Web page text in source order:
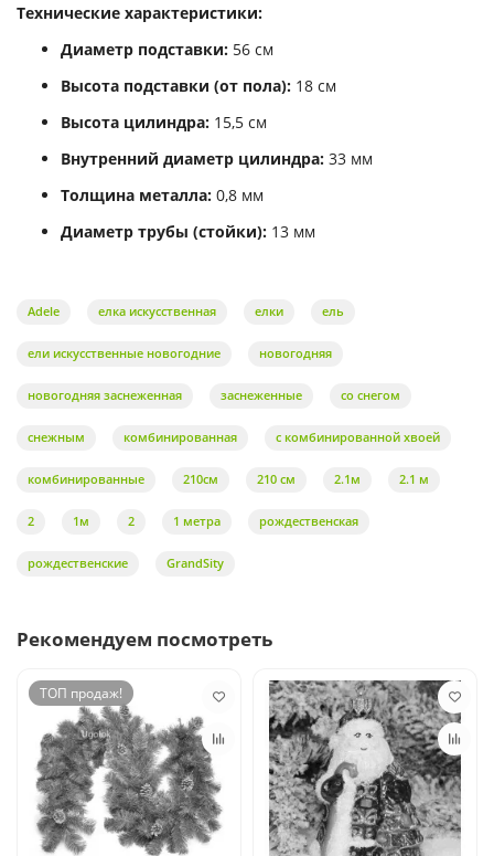
Технические характеристики:
Диаметр подставки: 56 см
Высота подставки (от пола): 18 см
Высота цилиндра: 15,5 см
Внутренний диаметр цилиндра: 33 мм
Толщина металла: 0,8 мм
Диаметр трубы (стойки): 13 мм
Adele елка искусственная елки ель
ели искусственные новогодние новогодняя
новогодняя заснеженная заснеженные со снегом
снежным комбинированная с комбинированной хвоей
комбинированные 210см 210 см 2.1м 2.1 м
2 1м 2 1 метра рождественская
рождественские GrandSity
Рекомендуем посмотреть
ТОП продаж!